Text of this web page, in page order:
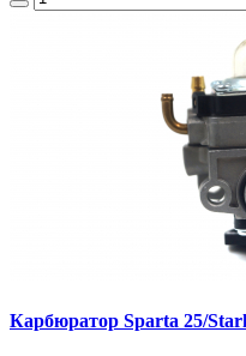
Карбюратор Sparta 25/